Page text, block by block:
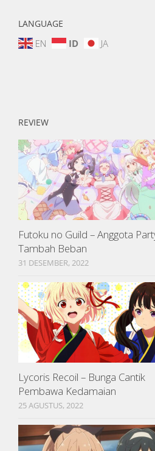
LANGUAGE
EN ID JA
REVIEW
Futoku no Guild – Anggota
Tambah Beban
31 DESEMBER, 2022
Lycoris Recoil – Bunga Cantik
Pembawa Kedamaian
25 AGUSTUS, 2022